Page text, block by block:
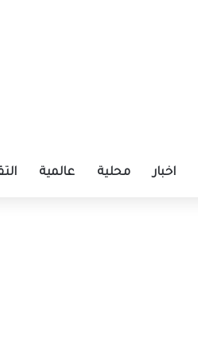
اخبار محلية عالمية